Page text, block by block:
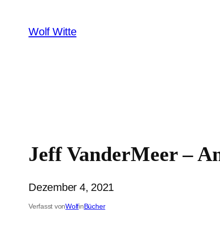
Inhalt
springen
Wolf Witte
Jeff VanderMeer –
Dezember 4, 2021
Verfasst vonWolfinBücher